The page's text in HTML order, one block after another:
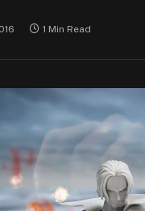
1 Min Read